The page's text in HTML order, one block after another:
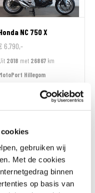
gebruiken wij
Met de cookies
binnen
op basis van
NC 750 X
6.790,-
2018 met 26867 km
Hillegom
TriumphStreet Triple R 675